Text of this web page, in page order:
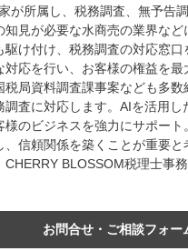
が所属し、税務調査、無予告
知見が必要な水商売の業界など
駆け付け、税務調査の対応窓口
対応を行い、お客様の権益を
税局資料調査課事案なども 多数
調査に対応します。AIを活用し
様のビジネスを強力にサポート
、信頼関係を築くことが重要
CHERRY BLOSSOM税理士事
お問合せ・ご相談フォー